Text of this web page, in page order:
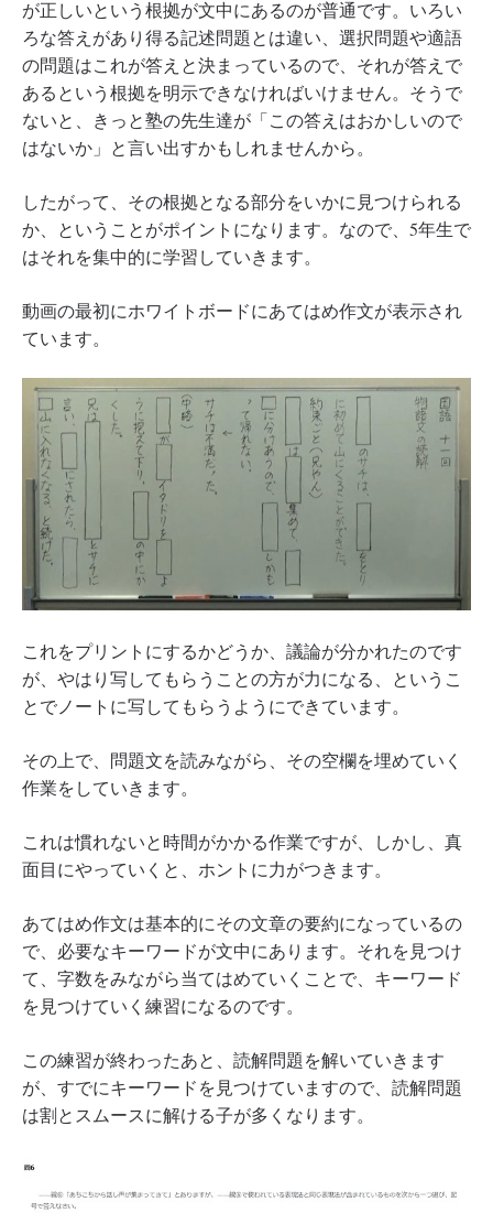
が正しいという根拠が文中にあるのが普通です。いろい
ろな答えがあり得る記述問題とは違い、選択問題や適語
の問題はこれが答えと決まっているので、それが答えで
あるという根拠を明示できなければいけません。そうで
ないと、きっと塾の先生達が「この答えはおかしいので
はないか」と言い出すかもしれませんから。
したがって、その根拠となる部分をいかに見つけられる
か、ということがポイントになります。なので、5年生で
はそれを集中的に学習していきます。
動画の最初にホワイトボードにあてはめ作文が表示され
ています。
これをプリントにするかどうか、議論が分かれたのです
が、やはり写してもらうことの方が力になる、というこ
とでノートに写してもらうようにできています。
その上で、問題文を読みながら、その空欄を埋めていく
作業をしていきます。
これは慣れないと時間がかかる作業ですが、しかし、真
面目にやっていくと、ホントに力がつきます。
あてはめ作文は基本的にその文章の要約になっているの
で、必要なキーワードが文中にあります。それを見つけ
て、字数をみながら当てはめていくことで、キーワード
を見つけていく練習になるのです。
この練習が終わったあと、読解問題を解いていきます
が、すでにキーワードを見つけていますので、読解問題
は割とスムースに解ける子が多くなります。